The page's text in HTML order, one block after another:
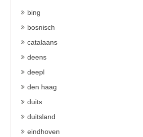
bing
bosnisch
catalaans
deens
deepl
den haag
duits
duitsland
eindhoven